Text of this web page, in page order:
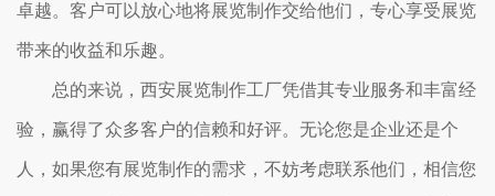
卓越。客户可以放心地将展览制作交给他们，专心享受展览
带来的收益和乐趣。
总的来说，西安展览制作工厂凭借其专业服务和丰富经
验，赢得了众多客户的信赖和好评。无论您是企业还是个
人，如果您有展览制作的需求，不妨考虑联系他们，相信您